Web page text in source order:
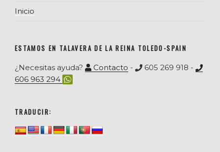
Inicio
ESTAMOS EN TALAVERA DE LA REINA TOLEDO-SPAIN
¿Necesitas ayuda? Contacto -
605 269 918 -
606 963 294
TRADUCIR: